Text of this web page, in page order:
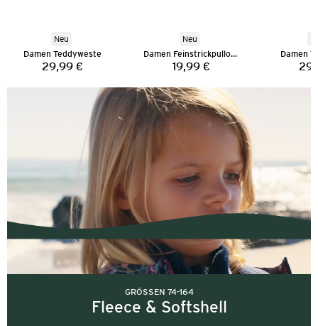
Neu
Damen Teddyweste
Preis:
29,99 €
Neu
Damen Feinstrickpullover
Preis:
19,99 €
Damen
GRÖSSEN 74-164
Fleece & Softshell